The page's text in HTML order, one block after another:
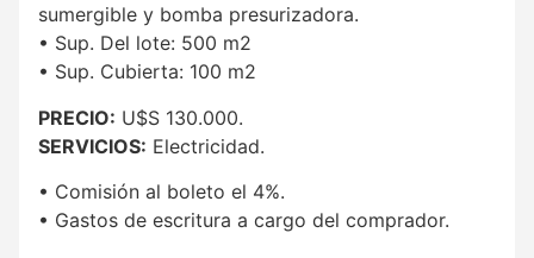
sumergible y bomba presurizadora.
• Sup. Del lote: 500 m2
• Sup. Cubierta: 100 m2
PRECIO: U$S 130.000.
SERVICIOS: Electricidad.
• Comisión al boleto el 4%.
• Gastos de escritura a cargo del comprador.